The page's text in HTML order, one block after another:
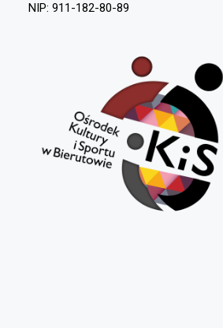
NIP: 911-182-80-89